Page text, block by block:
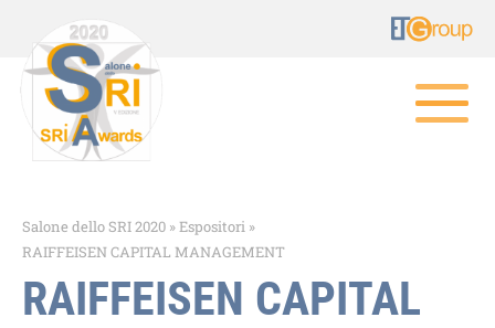
Salone dello SRI 2020 »Espositori »
RAIFFEISEN CAPITAL MANAGEMENT
RAIFFEISEN CAPITAL